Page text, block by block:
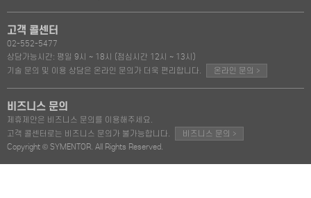
고객 콜센터
02-552-5477
상담가능시간: 평일 9시 ~ 18시 (점심시간 12시 ~ 13시)
기술 문의 및 이용 상담은 온라인 문의가 더욱 편리합니다.
온라인 문의 >
비즈니스 문의
제휴제안은 비즈니스 문의를 이용해주세요.
고객 콜센터로는 비즈니스 문의가 불가능합니다.
비즈니스 문의 >
Copyright © SYMENTOR. All Rights Reserved.